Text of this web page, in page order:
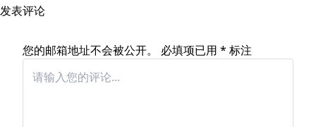
发表评论
您的邮箱地址不会被公开。 必填项已用 * 标注